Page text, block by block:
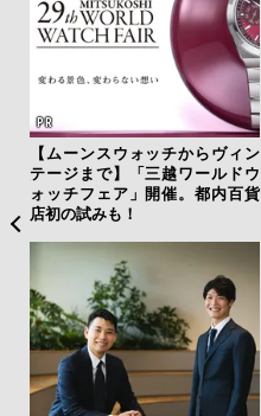
【ムーンスウォッチからヴィン
テージまで】「三越ワールドウ
ォッチフェア」開催。都内百貨
店初の試みも！